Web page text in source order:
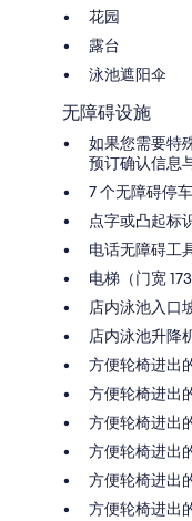
花园
露台
泳池遮阳伞
无障碍设施
如果您需要特
预订确认信息
7 个无障碍停
点字或凸起标
电话无障碍工
电梯（门宽 173
店内泳池入口
店内泳池升降
方便轮椅进出
方便轮椅进出
方便轮椅进出
方便轮椅进出
方便轮椅进出
方便轮椅进出